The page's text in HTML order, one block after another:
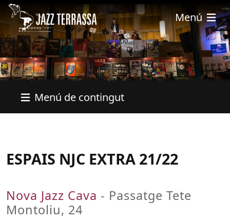
Vés al contingut
Menú
Menú de contingut
ESPAIS NJC EXTRA 21/22
Nova Jazz Cava - Passatge Tete
Montoliu, 24